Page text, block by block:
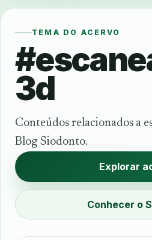
TEMA DO ACERVO
3d
Conteúdos relacionados a
Blog Siodonto.
Explorar
Conhecer o